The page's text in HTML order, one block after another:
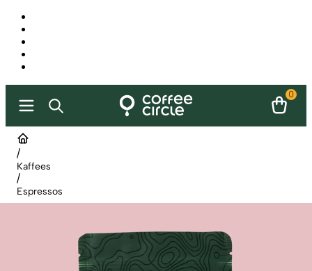
0
/
Kaffees
/
Espressos